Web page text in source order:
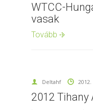
WTCC-
vasak
Tovább
Deltahf 2012.
2012 Tihany